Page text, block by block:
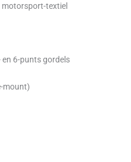
motorsport-textiel
en 6-punts gordels
mount)